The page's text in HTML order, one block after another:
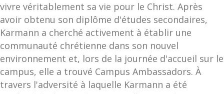
vivre véritablement sa vie pour le Christ. Après
avoir obtenu son diplôme d'études secondaires,
Karmann a cherché activement à établir une
communauté chrétienne dans son nouvel
environnement et, lors de la journée d'accueil sur le
campus, elle a trouvé Campus Ambassadors. À
travers l'adversité à laquelle Karmann a été